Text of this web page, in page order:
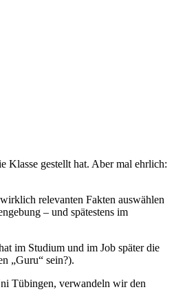
Klasse gestellt hat. Aber mal ehrlich:
relevanten Fakten auswählen
– und spätestens im
im Studium und im Job später die
„Guru“ sein?).
Tübingen, verwandeln wir den